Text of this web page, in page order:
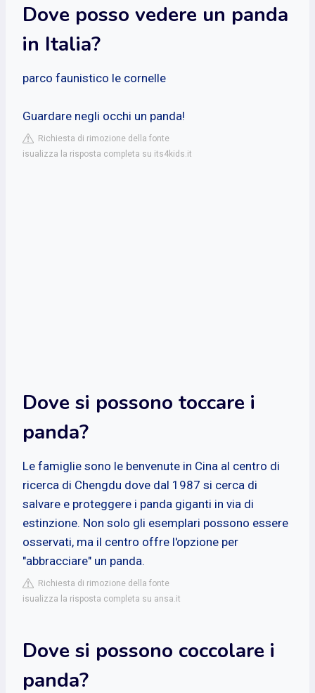
Dove posso vedere un panda
in Italia?
parco faunistico le cornelle
Guardare negli occhi un panda!
Richiesta di rimozione della fonte
isualizza la risposta completa su its4kids.it
Dove si possono toccare i
panda?
Le famiglie sono le benvenute in Cina al centro di
ricerca di Chengdu dove dal 1987 si cerca di
salvare e proteggere i panda giganti in via di
estinzione. Non solo gli esemplari possono essere
osservati, ma il centro offre l'opzione per
"abbracciare" un panda.
Richiesta di rimozione della fonte
isualizza la risposta completa su ansa.it
Dove si possono coccolare i
panda?